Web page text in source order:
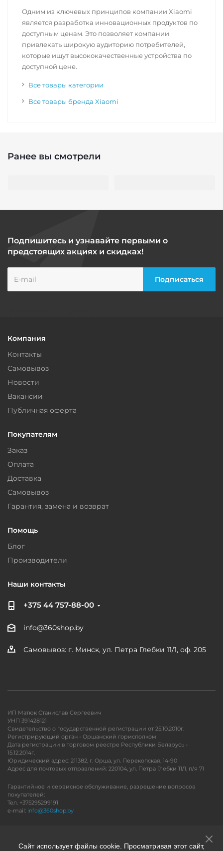
Одним из ключевых принципов компании Xiaomi
является разработка инновационных продуктов по
доступным ценам. Это позволяет компании
привлекать широкую аудиторию потребителей,
которые ищут высококачественные устройства по
доступной цене.
Все товары категории
Все товары бренда Xiaomi
Ранее вы смотрели
Подпишитесь и узнавайте первыми о
предстоящих акциях и скидках!
Компания
Контакты
Самовывоз
Новости
Вакансии
Публичная оферта
Покупателям
Заказ
Оплата
Доставка
Самовывоз
Гарантия, замена и возврат
Помощь
Блог
Производители
Наши контакты
+375 44 757-88-00
info@360shop.by
Самовывоз: г. Минск, ул. Петра Глебки 11/1, оф. 205
ИП Матюк Станислав Сергеевич
УНП 391428121
Свидетельство о государственной регистрации от 25.10.2010г.
Регистрирующий орган - Оршанский горисполком
Дата регистрации в торговом реестре Республики Беларусь -
15.12.2014г.
Юридический адрес: 211382, г. Орша, ул. Перекопская, 14-90
Адрес для почтовых отправлений: 220104, ул. Петра Глебки 11/1, п/я 71
Гарантийное и сервисное обслуживание, разрешение вопросов
покупателей:
Тел. +375295299191
e-mail: info@360shop.by
Сайт использует файлы cookie. Просматривая этот сайт,